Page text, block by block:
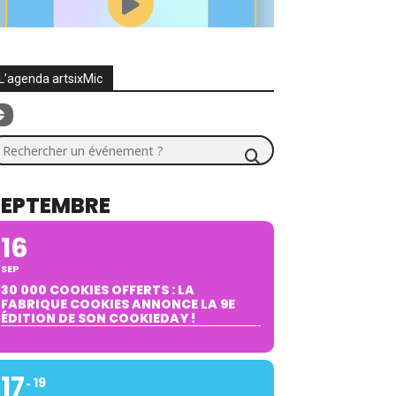
artsixMic
un événement ?
16
SEP
30 000 COOKIES OFFERTS : LA
FABRIQUE COOKIES ANNONCE LA 9E
ÉDITION DE SON COOKIEDAY !
17 19